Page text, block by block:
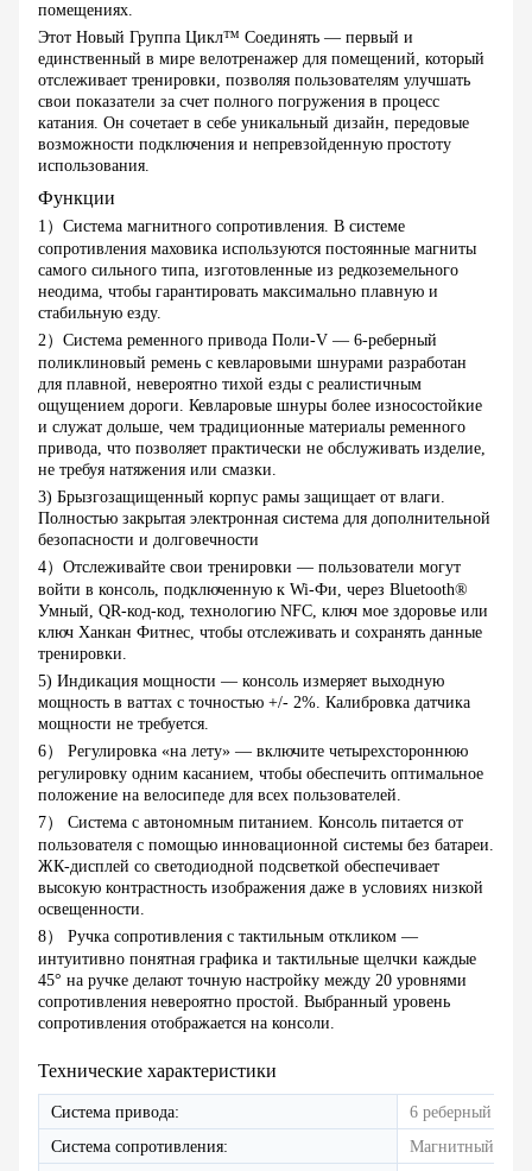
помещениях.
Этот Новый Группа Цикл™ Соединять — первый и
единственный в мире велотренажер для помещений, который
отслеживает тренировки, позволяя пользователям улучшать
свои показатели за счет полного погружения в процесс
катания. Он сочетает в себе уникальный дизайн, передовые
возможности подключения и непревзойденную простоту
использования.
Функции
1）Система магнитного сопротивления. В системе
сопротивления маховика используются постоянные магниты
самого сильного типа, изготовленные из редкоземельного
неодима, чтобы гарантировать максимально плавную и
стабильную езду.
2）Система ременного привода Поли-V — 6-реберный
поликлиновый ремень с кевларовыми шнурами разработан
для плавной, невероятно тихой езды с реалистичным
ощущением дороги. Кевларовые шнуры более износостойкие
и служат дольше, чем традиционные материалы ременного
привода, что позволяет практически не обслуживать изделие,
не требуя натяжения или смазки.
3) Брызгозащищенный корпус рамы защищает от влаги.
Полностью закрытая электронная система для дополнительной
безопасности и долговечности
4）Отслеживайте свои тренировки — пользователи могут
войти в консоль, подключенную к Wi-Фи, через Bluetooth®
Умный, QR-код-код, технологию NFC, ключ мое здоровье или
ключ Ханкан Фитнес, чтобы отслеживать и сохранять данные
тренировки.
5) Индикация мощности — консоль измеряет выходную
мощность в ваттах с точностью +/- 2%. Калибровка датчика
мощности не требуется.
6） Регулировка «на лету» — включите четырехстороннюю
регулировку одним касанием, чтобы обеспечить оптимальное
положение на велосипеде для всех пользователей.
7） Система с автономным питанием. Консоль питается от
пользователя с помощью инновационной системы без батареи.
ЖК-дисплей со светодиодной подсветкой обеспечивает
высокую контрастность изображения даже в условиях низкой
освещенности.
8） Ручка сопротивления с тактильным откликом —
интуитивно понятная графика и тактильные щелчки каждые
45° на ручке делают точную настройку между 20 уровнями
сопротивления невероятно простой. Выбранный уровень
сопротивления отображается на консоли.
Технические характеристики
Система привода:
6 реберный
Система сопротивления:
Магнитный: 6